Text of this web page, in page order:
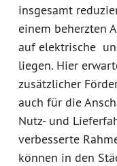
insgesamt
einem beherzten
auf elektrische
liegen. Hier
zusätzlicher
auch für die
Nutz- und
verbesserte
können in den